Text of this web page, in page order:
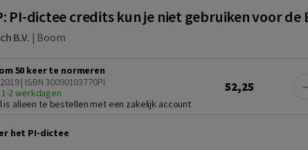
PI-dictee credits kun je niet gebruiken voor de
B.V. | Boom
50 keer te normeren
| ISBN 30090103770PI
2 werkdagen
is alleen te bestellen met een zakelijk account
52,25 −
het PI-dictee